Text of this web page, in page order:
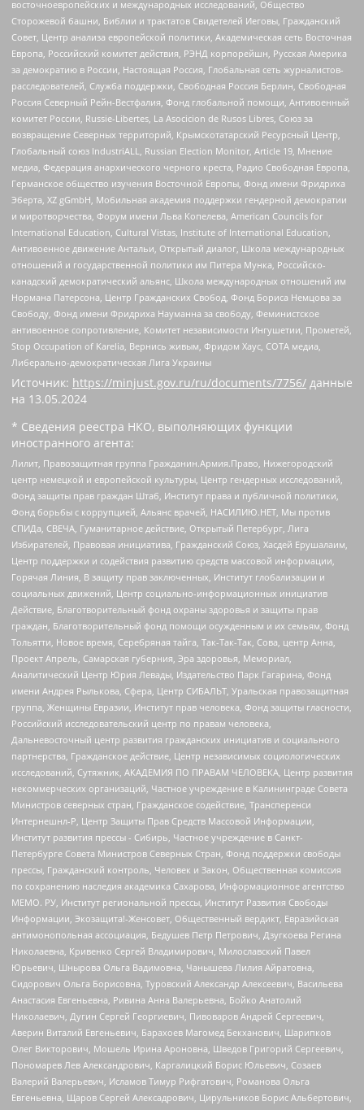
восточноевропейских и международных исследований, Общество
Сторожевой башни, Библии и трактатов Свидетелей Иеговы, Гражданский
Совет, Центр анализа европейской политики, Академическая сеть Восточная
Европа, Российский комитет действия, РЭНД корпорейшн, Русская Америка
за демократию в России, Настоящая Россия, Глобальная сеть журналистов-
расследователей, Служба поддержки, Свободная Россия Берлин, Свободная
Россия Северный Рейн-Вестфалия, Фонд глобальной помощи, Антивоенный
комитет России, Russie-Libertes, La Asocicion de Rusos Libres, Союз за
возвращение Северных территорий, Крымскотатарский Ресурсный Центр,
Глобальный союз IndustriALL, Russian Election Monitor, Article 19, Мнение
медиа, Федерация анархического черного креста, Радио Свободная Европа,
Германское общество изучения Восточной Европы, Фонд имени Фридриха
Эберта, XZ gGmbH, Мобильная академия поддержки гендерной демократии
и миротворчества, Форум имени Льва Копелева, American Councils for
International Education, Cultural Vistas, Institute of International Education,
Антивоенное движение Антальи, Открытый диалог, Школа международных
отношений и государственной политики им Питера Мунка, Российско-
канадский демократический альянс, Школа международных отношений им
Нормана Патерсона, Центр Гражданских Свобод, Фонд Бориса Немцова за
Свободу, Фонд имени Фридриха Науманна за свободу, Феминистское
антивоенное сопротивление, Комитет независимости Ингушетии, Прометей,
Stop Occupation of Karelia, Вернись живым, Фридом Хаус, СОТА медиа,
Либерально-демократическая Лига Украины
Источник: https://minjust.gov.ru/ru/documents/7756/ данные
на 13.05.2024
* Сведения реестра НКО, выполняющих функции
иностранного агента:
Лилит, Правозащитная группа Гражданин.Армия.Право, Нижегородский
центр немецкой и европейской культуры, Центр гендерных исследований,
Фонд защиты прав граждан Штаб, Институт права и публичной политики,
Фонд борьбы с коррупцией, Альянс врачей, НАСИЛИЮ.НЕТ, Мы против
СПИДа, СВЕЧА, Гуманитарное действие, Открытый Петербург, Лига
Избирателей, Правовая инициатива, Гражданский Союз, Хасдей Ерушалаим,
Центр поддержки и содействия развитию средств массовой информации,
Горячая Линия, В защиту прав заключенных, Институт глобализации и
социальных движений, Центр социально-информационных инициатив
Действие, Благотворительный фонд охраны здоровья и защиты прав
граждан, Благотворительный фонд помощи осужденным и их семьям, Фонд
Тольятти, Новое время, Серебряная тайга, Так-Так-Так, Сова, центр Анна,
Проект Апрель, Самарская губерния, Эра здоровья, Мемориал,
Аналитический Центр Юрия Левады, Издательство Парк Гагарина, Фонд
имени Андрея Рылькова, Сфера, Центр СИБАЛЬТ, Уральская правозащитная
группа, Женщины Евразии, Институт прав человека, Фонд защиты гласности,
Российский исследовательский центр по правам человека,
Дальневосточный центр развития гражданских инициатив и социального
партнерства, Гражданское действие, Центр независимых социологических
исследований, Сутяжник, АКАДЕМИЯ ПО ПРАВАМ ЧЕЛОВЕКА, Центр развития
некоммерческих организаций, Частное учреждение в Калининграде Совета
Министров северных стран, Гражданское содействие, Трансперенси
Интернешнл-Р, Центр Защиты Прав Средств Массовой Информации,
Институт развития прессы - Сибирь, Частное учреждение в Санкт-
Петербурге Совета Министров Северных Стран, Фонд поддержки свободы
прессы, Гражданский контроль, Человек и Закон, Общественная комиссия
по сохранению наследия академика Сахарова, Информационное агентство
МЕМО. РУ, Институт региональной прессы, Институт Развития Свободы
Информации, Экозащита!-Женсовет, Общественный вердикт, Евразийская
антимонопольная ассоциация, Бедушев Петр Петрович, Дзугкоева Регина
Николаевна, Кривенко Сергей Владимирович, Милославский Павел
Юрьевич, Шнырова Ольга Вадимовна, Чанышева Лилия Айратовна,
Сидорович Ольга Борисовна, Туровский Александр Алексеевич, Васильева
Анастасия Евгеньевна, Ривина Анна Валерьевна, Бойко Анатолий
Николаевич, Дугин Сергей Георгиевич, Пивоваров Андрей Сергеевич,
Аверин Виталий Евгеньевич, Барахоев Магомед Бекханович, Шарипков
Олег Викторович, Мошель Ирина Ароновна, Шведов Григорий Сергеевич,
Пономарев Лев Александрович, Каргалицкий Борис Юльевич, Созаев
Валерий Валерьевич, Исламов Тимур Рифгатович, Романова Ольга
Евгеньевна, Щаров Сергей Алексадрович, Цирульников Борис Альбертович,